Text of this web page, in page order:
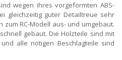
wegen ihres vorgeformten ABS-
gleichzeitig guter Detailtreue sehr
RC-Modell aus- und umgebaut.
gebaut. Die Holzteile sind mit
alle nötigen Beschlagteile sind